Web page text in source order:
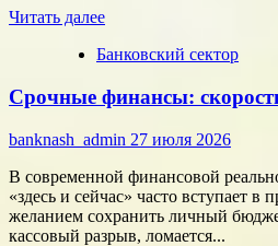
Читать далееПрочитать
о
за
внимание:
как
удивить
современного
потребителя
с
помощью
Банковский сектор
Срочные финансы:
banknash_admin 27 июля 2026
В современной финансовой
«здесь и сейчас» часто вступает в
желанием сохранить личный
кассовый разрыв, ломается...